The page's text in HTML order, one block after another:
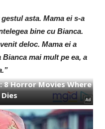
asta. Mama ei s-a
bine cu Bianca.
deloc. Mama ei a
mai mult pe ea, a